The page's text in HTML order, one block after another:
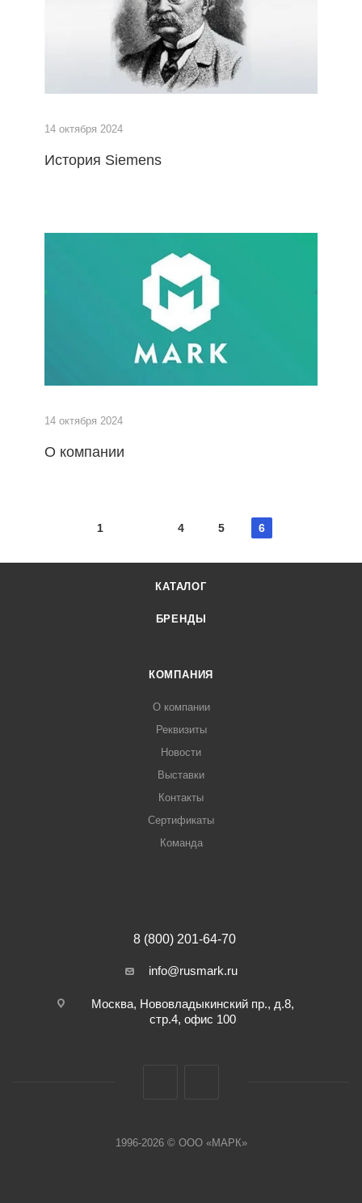
14 октября 2024
История Siemens
14 октября 2024
О компании
1 4 5 6
КАТАЛОГ
БРЕНДЫ
КОМПАНИЯ
О компании
Реквизиты
Новости
Выставки
Контакты
Сертификаты
Команда
8 (800) 201-64-70
info@rusmark.ru
Москва, Нововладыкинский пр., д.8,
стр.4, офис 100
1996-2026 © ООО «МАРК»